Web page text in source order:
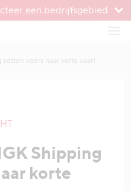
een bedrijfsgebied
koers naar korte vaart
Shipping
korte